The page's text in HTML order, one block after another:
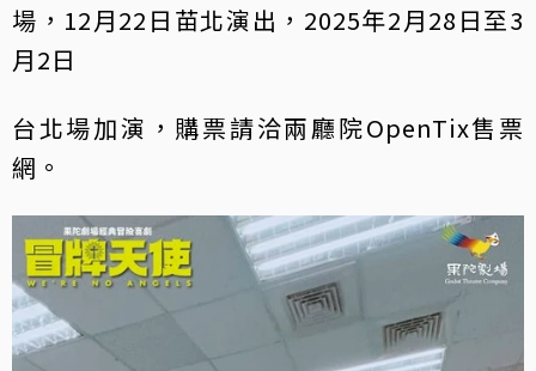
場，12月22日苗北演出，2025年2月28日至3
月2日
台北場加演，購票請洽兩廳院OpenTix售票
網。